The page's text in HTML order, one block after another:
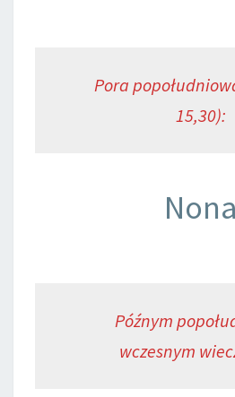
Pora
15,30):
Nona
Późnym
wczesnym